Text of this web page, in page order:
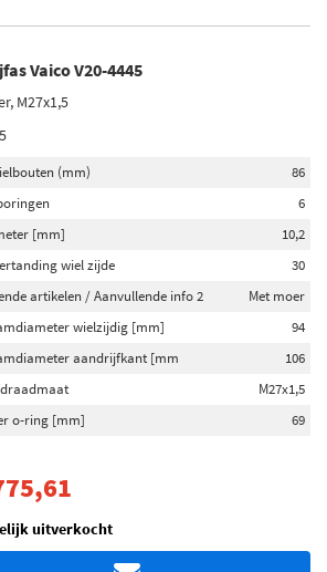
Vaico V20-4445
M27x1,5
(mm)
86
6
[mm]
10,2
wiel zijde
30
artikelen / Aanvullende info 2
Met moer
wielzijdig [mm]
94
aandrijfkant [mm
106
M27x1,5
o-ring [mm]
69
uitverkocht